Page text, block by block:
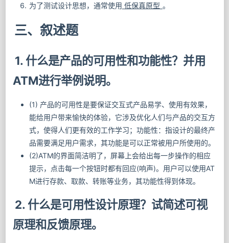
为了测试设计思想，通常使用 低保真原型 。
三、叙述题
1. 什么是产品的可用性和功能性？并用
ATM进行举例说明。
(1) 产品的可用性是要保证交互式产品易学、使用有效果，
能给用户带来愉快的体验，它涉及优化人们与产品的交互方
式，使得人们更有效的工作学习；功能性：指设计的最终产
品需要满足用户需求，其功能是可以正常被用户所使用的。
(2)ATM的界面简洁明了，屏幕上会给出每一步操作的相应
提示，点击每一个按钮时都有回应(响声)。用户可以使用AT
M进行存款、取款、转账等业务，其功能性得到体现。
2. 什么是可用性设计原理？试简述可视
原理和反馈原理。